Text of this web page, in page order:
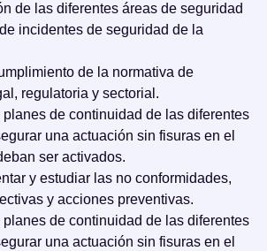
de las diferentes áreas de seguridad
incidentes de seguridad de la
de la normativa de
regulatoria y sectorial.
de continuidad de las diferentes
una actuación sin fisuras en el
ser activados.
y estudiar las no conformidades,
y acciones preventivas.
de continuidad de las diferentes
una actuación sin fisuras en el